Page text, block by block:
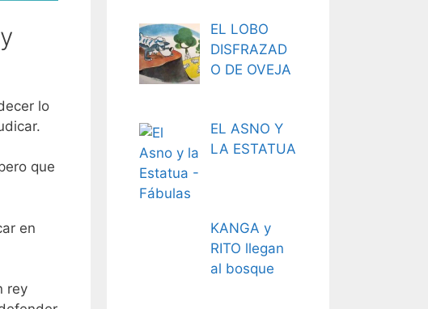
lo
que
en
rey
EL LOBO
DISFRAZAD
O DE OVEJA
EL ASNO Y
LA ESTATUA
KANGA y
RITO llegan
al bosque